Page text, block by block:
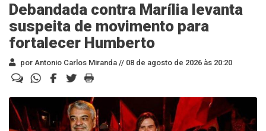
Debandada contra Marília levanta
suspeita de movimento para
fortalecer Humberto
por Antonio Carlos Miranda // 08 de agosto de 2026 às 20:20